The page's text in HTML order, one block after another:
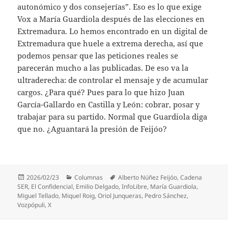
autonómico y dos consejerías”. Eso es lo que exige
Vox a María Guardiola después de las elecciones en
Extremadura. Lo hemos encontrado en un digital de
Extremadura que huele a extrema derecha, así que
podemos pensar que las peticiones reales se
parecerán mucho a las publicadas. De eso va la
ultraderecha: de controlar el mensaje y de acumular
cargos. ¿Para qué? Pues para lo que hizo Juan
García-Gallardo en Castilla y León: cobrar, posar y
trabajar para su partido. Normal que Guardiola diga
que no. ¿Aguantará la presión de Feijóo?
Publicado
el
2026/02/23 Categorías
Columnas Etiquetas
Alberto Núñez Feijóo,Cadena
SER, El Confidencial, Emilio Delgado,InfoLibre, María Guardiola,
Miguel Tellado, Miquel Roig,Oriol Junqueras, Pedro Sánchez,
Vozpópuli,X